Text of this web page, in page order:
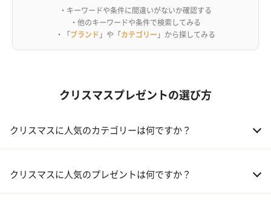
・キーワードや条件に間違いがないか確認する
・他のキーワードや条件で検索してみる
・「ブランド 」や「カテゴリー 」から探してみる
クリスマスプレゼントの選び方
クリスマスに人気のカテゴリーは何ですか？
02 ファッション小物
クリスマスに人気のプレゼントは何ですか？